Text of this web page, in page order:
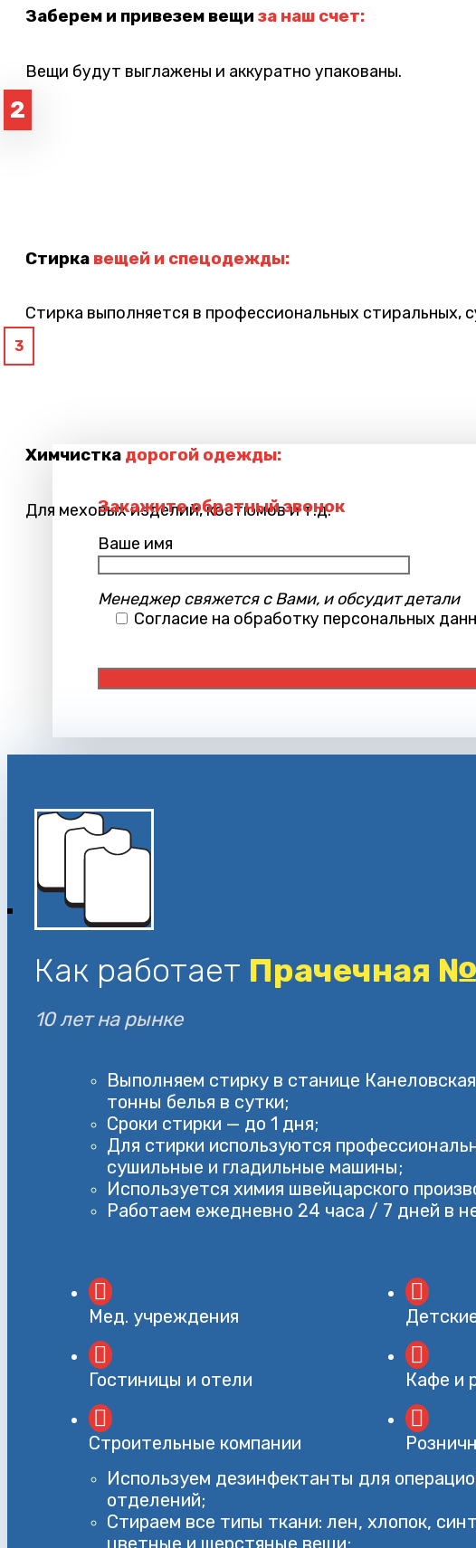
Заберем и привезем вещи за наш счет:
Вещи будут выглажены и аккуратно упакованы.
2
Стирка вещей и спецодежды:
Стирка выполняется в профессиональных стиральных,
3
Химчистка дорогой одежды:
Для меховых изделий, костюмов и т.д.
Закажите обратный звонок
Ваше имя
Менеджер свяжется с Вами, и обсудит детали
Согласие на обработку персональных
Как работает Прачечная
10 лет на рынке
Выполняем стирку в станице
тонны белья в сутки;
Сроки стирки — до 1 дня;
Для стирки используются
сушильные и гладильные машины;
Используется химия швейцарского
Работаем ежедневно 24 часа / 7 дней в
Мед. учреждения
Гостиницы и отели Кафе и
Строительные компании
Используем дезинфектанты для
отделений;
Стираем все типы ткани: лен, хлопок,
цветные и шерстяные вещи;